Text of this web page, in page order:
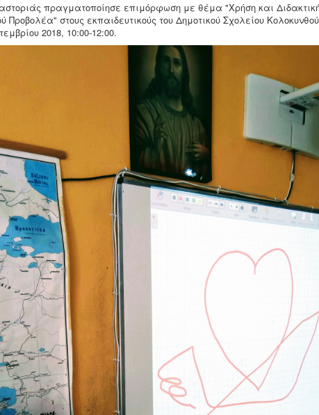
πραγματοποίησε επιμόρφωση με θέμα "Χρήση και Διδακτική
Προβολέα" στους εκπαιδευτικούς του Δημοτικού Σχολείου
2018, 10:00-12:00.